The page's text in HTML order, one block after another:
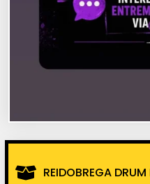
REIDOBREGA